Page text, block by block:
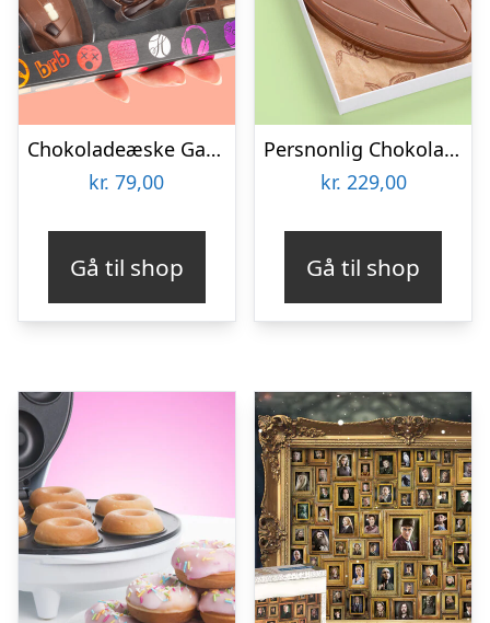
Chokoladeæske Gaming
kr. 79,00
Gå til shop
Persnonlig Chokoladeblomst med Billede
kr. 229,00
Gå til shop